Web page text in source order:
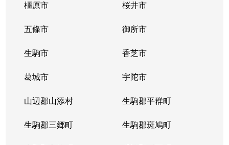
橿原市 桜井市
五條市 御所市
生駒市 香芝市
葛城市 宇陀市
山辺郡山添村 生駒郡平群町
生駒郡三郷町 生駒郡斑鳩町